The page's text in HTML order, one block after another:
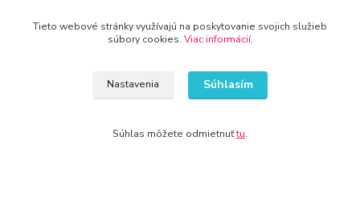
+421 940 949 000
Tieto webové stránky využívajú na poskytovanie svojich služieb
súbory cookies. Viac informácií.
Nastavenia Súhlasím
Súhlas môžete odmietnuťtu.